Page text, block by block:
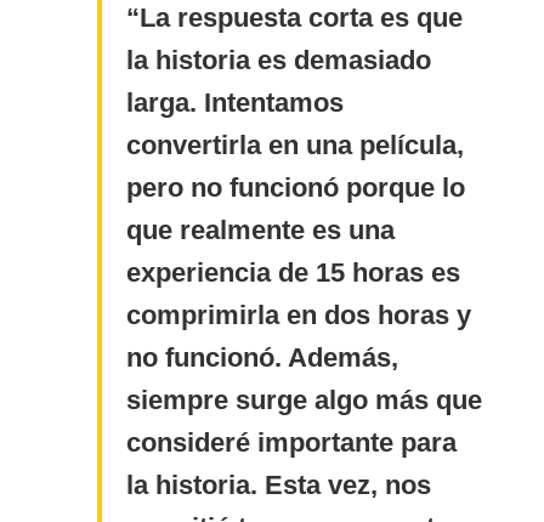
La respuesta corta es que
la historia es demasiado
larga. Intentamos
convertirla en una película,
pero no funcionó porque lo
que realmente es una
experiencia de 15 horas es
comprimirla en dos horas y
no funcionó. Además,
siempre surge algo más que
consideré importante para
la historia. Esta vez, nos